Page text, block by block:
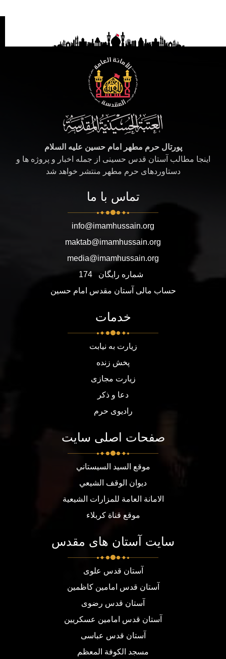
پورتال حرم مطهر امام حسین علیه السلام
اینجا مطالب آستان قدس حسینی از جمله اخبار و پروژه ها و
دستاوردهای حرم مطهر منتشر خواهد شد
تماس با ما
info@imamhussain.org
maktab@imamhussain.org
media@imamhussain.org
شماره رایگان
174
حساب مالی آستان مقدس امام حسین
خدمات
زیارت به نیابت
پخش زنده
زیارت مجازی
دعا و ذکر
رادیوی حرم
صفحات اصلی سایت
موقع السيد السيستاني
ديوان الوقف الشيعي
الامانة العامة للمزارات الشيعية
موقع قناة كربلاء
سایت آستان های مقدس
آستان قدس علوی
آستان قدس امامین کاظمین
آستان قدس رضوی
آستان قدس امامین عسکریین
آستان قدس عباسی
مسجد الكوفة المعظم